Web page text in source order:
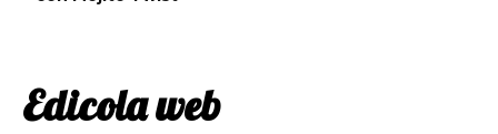
Edicola web